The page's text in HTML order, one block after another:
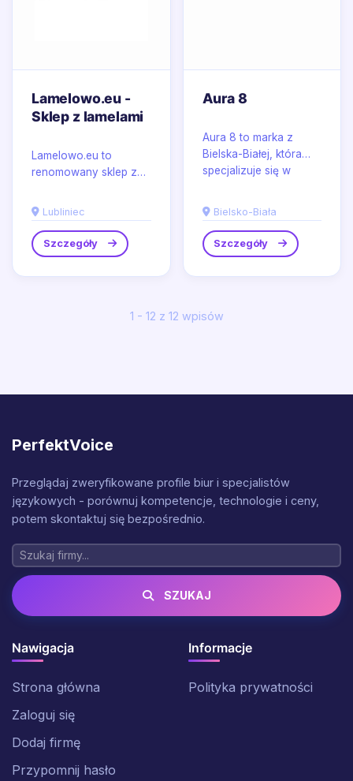
Lamelowo.eu -
Sklep z lamelami
Lamelowo.eu to
renomowany sklep z
zlokalizowany w
malowniczym Lublińcu,
specjalizujący się w...
Lubliniec
Szczegóły
Aura 8
Aura 8 to marka z
Bielska-Białej, która
specjalizuje się w
miedzianych,...
Bielsko-Biała
Szczegóły
1 - 12 z 12 wpisów
PerfektVoice
Przeglądaj zweryfikowane profile biur i specjalistów
językowych - porównuj kompetencje, technologie i ceny,
potem skontaktuj się bezpośrednio.
SZUKAJ
Nawigacja
Strona główna
Zaloguj się
Dodaj firmę
Przypomnij hasło
Informacje
Polityka prywatności